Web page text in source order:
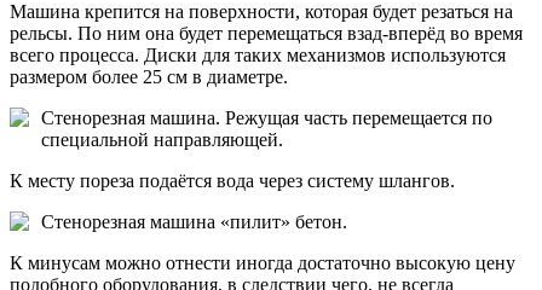
Машина крепится на поверхности, которая будет резаться на
рельсы. По ним она будет перемещаться взад-вперёд во время
всего процесса. Диски для таких механизмов используются
размером более 25 см в диаметре.
Стенорезная машина. Режущая часть перемещается по
специальной направляющей.
К месту пореза подаётся вода через систему шлангов.
Стенорезная машина «пилит» бетон.
К минусам можно отнести иногда достаточно высокую цену
подобного оборудования, в следствии чего, не всегда